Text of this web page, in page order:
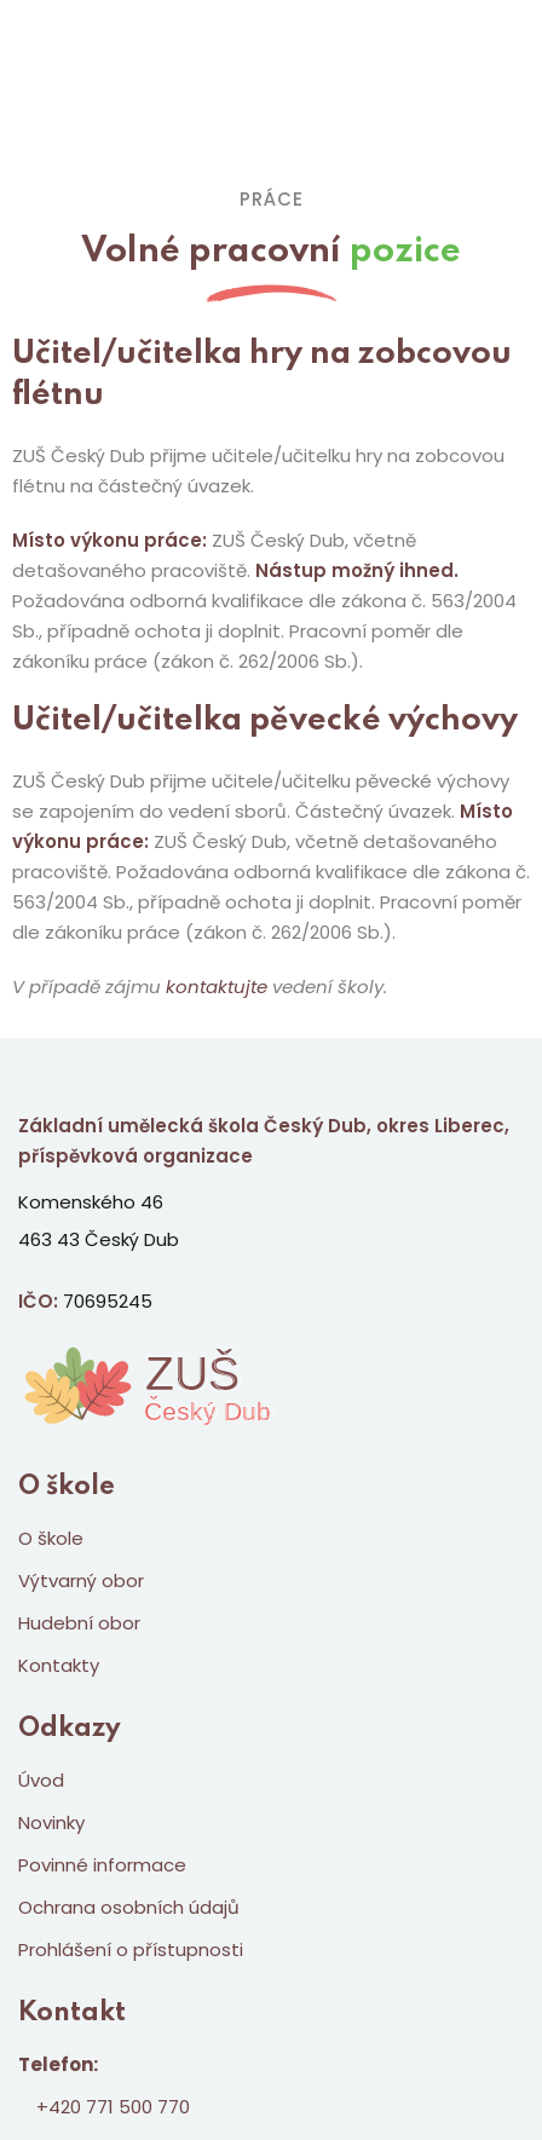
PRÁCE
Volné pracovní pozice
Učitel/učitelka hry na zobcovou
flétnu
ZUŠ Český Dub přijme učitele/učitelku hry na zobcovou
flétnu na částečný úvazek.
Místo výkonu práce: ZUŠ Český Dub, včetně
detašovaného pracoviště. Nástup možný ihned.
Požadována odborná kvalifikace dle zákona č. 563/2004
Sb., případně ochota ji doplnit. Pracovní poměr dle
zákoníku práce (zákon č. 262/2006 Sb.).
Učitel/učitelka pěvecké výchovy
ZUŠ Český Dub přijme učitele/učitelku pěvecké výchovy
se zapojením do vedení sborů. Částečný úvazek. Místo
výkonu práce: ZUŠ Český Dub, včetně detašovaného
pracoviště. Požadována odborná kvalifikace dle zákona č.
563/2004 Sb., případně ochota ji doplnit. Pracovní poměr
dle zákoníku práce (zákon č. 262/2006 Sb.).
V případě zájmu kontaktujte vedení školy.
Základní umělecká škola Český Dub, okres Liberec,
příspěvková organizace
Komenského 46
463 43 Český Dub
IČO: 70695245
O škole
O škole
Výtvarný obor
Hudební obor
Kontakty
Odkazy
Úvod
Novinky
Povinné informace
Ochrana osobních údajů
Prohlášení o přístupnosti
Kontakt
Telefon:
+420 771 500 770